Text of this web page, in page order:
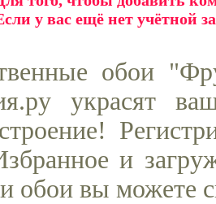
у вас ещё нет учётной
обои
украсят
и
обои вы можете